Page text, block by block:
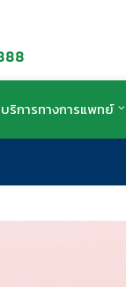
บริการทางการแพทย์